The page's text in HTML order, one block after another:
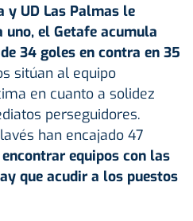
y UD Las Palmas le
uno, el Getafe acumula
34 goles en contra en 35
sitúan al equipo
en cuanto a solidez
perseguidores.
han encajado 47
equipos con las
que acudir a los puestos